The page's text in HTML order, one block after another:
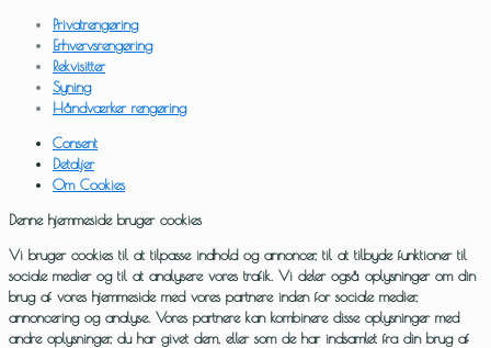
Privatrengøring
Erhvervsrengøring
Rekvisitter
Syning
Håndværker rengøring
Consent
Detaljer
Om Cookies
Denne hjemmeside bruger cookies
Vi bruger cookies til at tilpasse indhold og annoncer, til at tilbyde funktioner til
sociale medier og til at analysere vores trafik. Vi deler også oplysninger om din
brug af vores hjemmeside med vores partnere inden for sociale medier,
annoncering og analyse. Vores partnere kan kombinere disse oplysninger med
andre oplysninger, du har givet dem, eller som de har indsamlet fra din brug af